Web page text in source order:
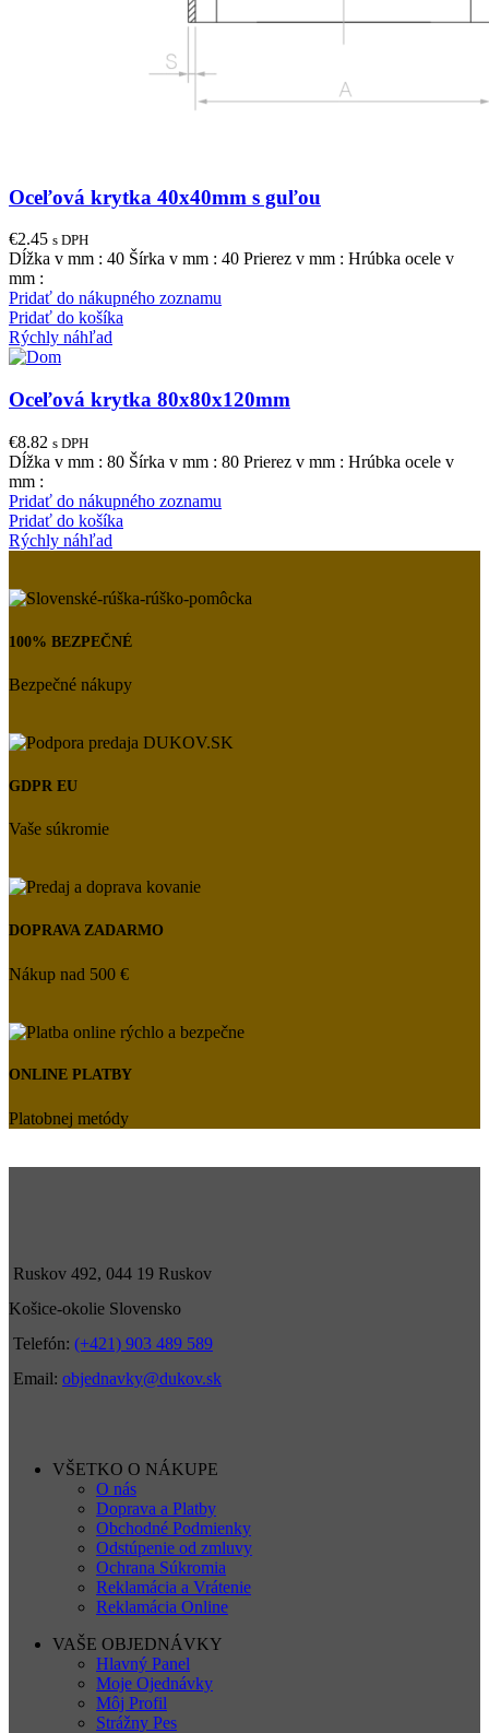
Oceľová krytka 40x40mm s guľou
€2.45 s DPH
Dĺžka v mm : 40 Šírka v mm : 40 Prierez v mm : Hrúbka ocele v
mm :
Pridať do nákupného zoznamu
Pridať do košíka
Rýchly náhľad
Oceľová krytka 80x80x120mm
€8.82 s DPH
Dĺžka v mm : 80 Šírka v mm : 80 Prierez v mm : Hrúbka ocele v
mm :
Pridať do nákupného zoznamu
Pridať do košíka
Rýchly náhľad
100% BEZPEČNÉ
Bezpečné nákupy
GDPR EU
Vaše súkromie
DOPRAVA ZADARMO
Nákup nad 500 €
ONLINE PLATBY
Platobnej metódy
Ruskov 492, 044 19 Ruskov
Košice-okolie Slovensko
Telefón: (+421) 903 489 589
Email: objednavky@dukov.sk
VŠETKO O NÁKUPE
O nás
Doprava a Platby
Obchodné Podmienky
Odstúpenie od zmluvy
Ochrana Súkromia
Reklamácia a Vrátenie
Reklamácia Online
VAŠE OBJEDNÁVKY
Hlavný Panel
Moje Ojednávky
Môj Profil
Strážny Pes